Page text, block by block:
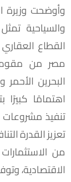
وأوضحت وزيرة
والسياحية
القطاع
مصر من
البحرين
اهتمامًا كبيرًا
تنفيذ
تعزيز القدرة
من
الاقتصادية،